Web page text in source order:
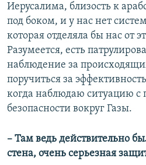
Иерусалима, близость к
под боком, и у нас нет
которая отделяла бы нас от
Разумеется, есть
наблюдение за
поручиться за
когда наблюдаю ситуацию
безопасности вокруг Газы.
– Там ведь действительно
стена, очень серьезная